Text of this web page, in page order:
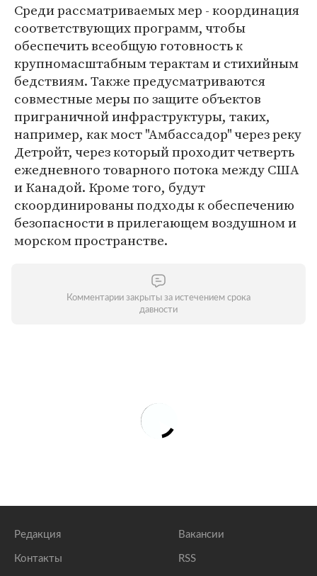
Среди рассматриваемых мер - координация
соответствующих программ, чтобы
обеспечить всеобщую готовность к
крупномасштабным терактам и стихийным
бедствиям. Также предусматриваются
совместные меры по защите объектов
приграничной инфраструктуры, таких,
например, как мост "Амбассадор" через реку
Детройт, через который проходит четверть
ежедневного товарного потока между США
и Канадой. Кроме того, будут
скоординированы подходы к обеспечению
безопасности в прилегающем воздушном и
морском пространстве.
Комментарии закрыты за истечением срока
давности
Редакция
Контакты
Вакансии
RSS